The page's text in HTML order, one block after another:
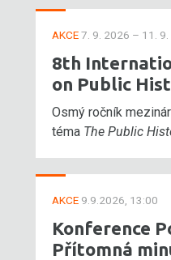
AKCE7. 9. 2026 – 11.
8th
on Public
Osmý ročník
téma The Public
AKCE 9.9.2026, 13:00
Konference
Přítomná